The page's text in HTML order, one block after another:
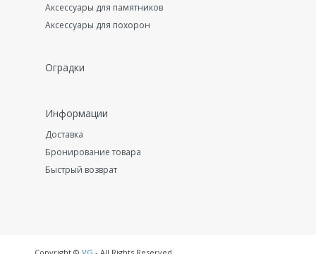
Аксессуары для памятников
Аксессуары для похорон
Оградки
Информации
Доставка
Бронирование товара
Быстрый возврат